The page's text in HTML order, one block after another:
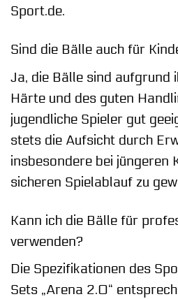
Sport.de.
Sind die Bälle auch für
Ja, die Bälle sind aufgrund
Härte und des guten
jugendliche Spieler gut
stets die Aufsicht durch
insbesondere bei jüngeren
sicheren Spielablauf zu
Kann ich die Bälle für
verwenden?
Die Spezifikationen des
Sets „Arena 2.0“